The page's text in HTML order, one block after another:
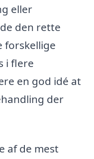
eller
den rette
forskellige
i flere
en god idé at
der
af de mest